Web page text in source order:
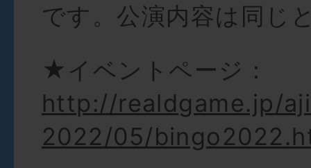
です。公演内容は同じ
★イベントページ：
http://realdgame.jp/
2022/05/